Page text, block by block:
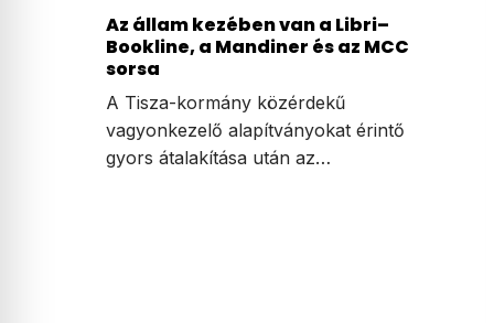
Az állam kezében van a Libri–
Bookline, a Mandiner és az MCC
sorsa
A Tisza-kormány közérdekű
vagyonkezelő alapítványokat érintő
gyors átalakítása után az…